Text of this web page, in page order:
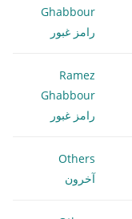
Ghabbour
رامز غبور
Ramez
Ghabbour
رامز غبور
Others
آخرون